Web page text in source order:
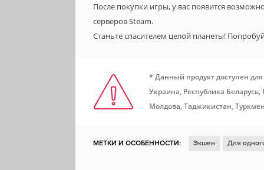
После покупки игры, у вас появится
серверов Steam.
Станьте спасителем целой планеты!
* Данный продукт доступен
Украина, Республика
Молдова, Таджикистан,
МЕТКИ И ОСОБЕННОСТИ: Экшен Для